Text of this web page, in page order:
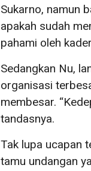
Sukarno, namun
apakah sudah
pahami oleh
Sedangkan Nu,
organisasi
membesar.
tandasnya.
Tak lupa ucapan
tamu undangan